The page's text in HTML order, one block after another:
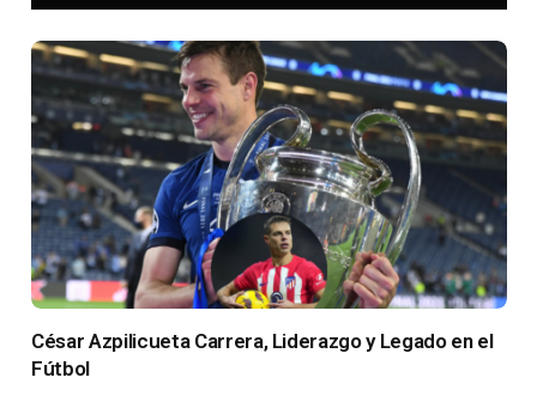
César Azpilicueta Carrera, Liderazgo y Legado en el
Fútbol